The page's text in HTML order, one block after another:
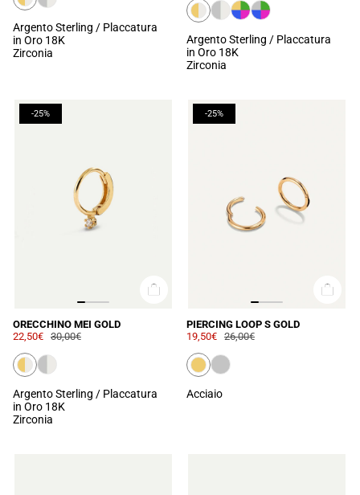
Argento Sterling / Placcatura
in Oro 18K
Zirconia
Argento Sterling / Placcatura
in Oro 18K
Zirconia
-25%
ORECCHINO MEI GOLD
22,50€ 30,00€
Argento Sterling / Placcatura
in Oro 18K
Zirconia
-25%
PIERCING LOOP S GOLD
19,50€ 26,00€
Acciaio